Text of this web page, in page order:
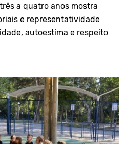
a quatro anos mostra
e representatividade
autoestima e respeito